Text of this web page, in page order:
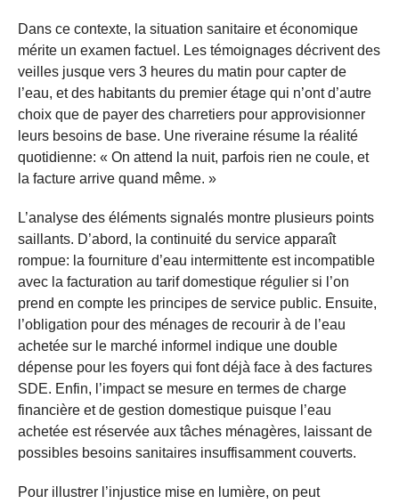
Dans ce contexte, la situation sanitaire et économique
mérite un examen factuel. Les témoignages décrivent des
veilles jusque vers 3 heures du matin pour capter de
l’eau, et des habitants du premier étage qui n’ont d’autre
choix que de payer des charretiers pour approvisionner
leurs besoins de base. Une riveraine résume la réalité
quotidienne: « On attend la nuit, parfois rien ne coule, et
la facture arrive quand même. »
L’analyse des éléments signalés montre plusieurs points
saillants. D’abord, la continuité du service apparaît
rompue: la fourniture d’eau intermittente est incompatible
avec la facturation au tarif domestique régulier si l’on
prend en compte les principes de service public. Ensuite,
l’obligation pour des ménages de recourir à de l’eau
achetée sur le marché informel indique une double
dépense pour les foyers qui font déjà face à des factures
SDE. Enfin, l’impact se mesure en termes de charge
financière et de gestion domestique puisque l’eau
achetée est réservée aux tâches ménagères, laissant de
possibles besoins sanitaires insuffisamment couverts.
Pour illustrer l’injustice mise en lumière, on peut